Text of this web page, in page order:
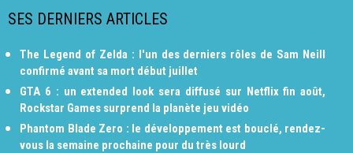
SES DERNIERS ARTICLES
The Legend of Zelda : l'un des derniers rôles de Sam Neill
confirmé avant sa mort début juillet
GTA 6 : un extended look sera diffusé sur Netflix fin août,
Rockstar Games surprend la planète jeu vidéo
Phantom Blade Zero : le développement est bouclé, rendez-
vous la semaine prochaine pour du très lourd